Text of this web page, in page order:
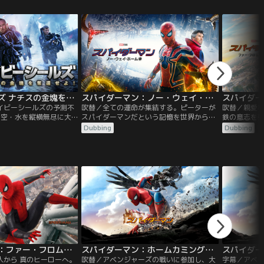
ってしまい、次々と
い掛かるヴィランた
ネイビーシールズ ナチスの金塊を奪還せよ！／吹替【リュック・ベッソン製作・脚本】
ビーシールズの予測不
・水を縦横無尽に大
でもない奇策とは！？
スパイダーマン：ノー・ウェイ・ホーム／吹替
吹替／全ての運命が集結する。ピーターが
スパイダーマンだという記憶を世界から消
すために、危険な呪文を唱えたドクター・
ストレンジ。その結果、このユニバース
た強敵たちを呼び寄せてしまう。マルチバ
ースが現実のものとなってしまい、次々と
スパイダーマンに襲い掛かるヴィランた
ち。
Dubbing
吹替／親愛
鉄の意志を
は夏休みに
旅行に出か
したニック
としていた
威に立ち向
Dubbing
スパイダーマン：ファー・フロム・ホーム／字幕
ら 真のヒーローへ。
スパイダーマン：ホームカミング／吹替【トム・ホランド＋ロバート・ダウニー・Jr】
吹替／アベンジャーズの戦いに参加し、大 字幕／アベ